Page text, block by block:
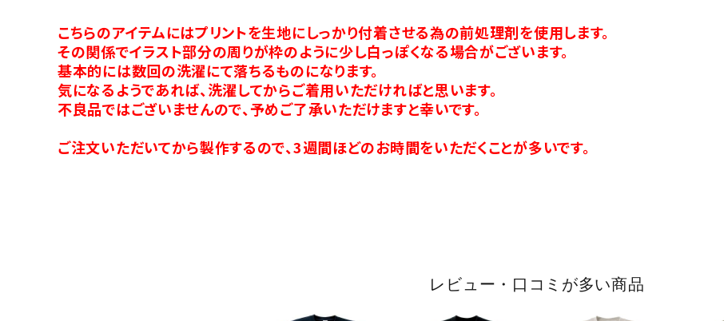
こちらのアイテムにはプリントを生地にしっかり付着させる為の前処理剤を使用します。
その関係でイラスト部分の周りが枠のように少し白っぽくなる場合がございます。
基本的には数回の洗濯にて落ちるものになります。
気になるようであれば、洗濯してからご着用いただければと思います。
不良品ではございませんので、予めご了承いただけますと幸いです。
ご注文いただいてから製作するので、3週間ほどのお時間をいただくことが多いです。
レビュー・口コミが多い商品